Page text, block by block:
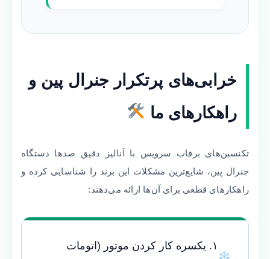
خرابی‌های پرتکرار جنرال پین و
راهکارهای ما
تکنسین‌های برفاب سرویس با آنالیز دقیق صدها دستگاه
جنرال پین، شایع‌ترین مشکلات این برند را شناسایی کرده و
راهکارهای قطعی برای آن‌ها ارائه می‌دهند:
۱. یکسره کار کردن موتور (اتومات